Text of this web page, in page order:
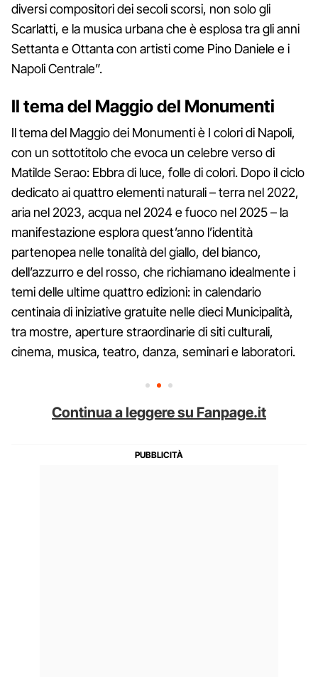
diversi compositori dei secoli scorsi, non solo gli
Scarlatti, e la musica urbana che è esplosa tra gli anni
Settanta e Ottanta con artisti come Pino Daniele e i
Napoli Centrale”.
Il tema del Maggio del Monumenti
Il tema del Maggio dei Monumenti è I colori di Napoli,
con un sottotitolo che evoca un celebre verso di
Matilde Serao: Ebbra di luce, folle di colori. Dopo il ciclo
dedicato ai quattro elementi naturali – terra nel 2022,
aria nel 2023, acqua nel 2024 e fuoco nel 2025 – la
manifestazione esplora quest’anno l’identità
partenopea nelle tonalità del giallo, del bianco,
dell’azzurro e del rosso, che richiamano idealmente i
temi delle ultime quattro edizioni: in calendario
centinaia di iniziative gratuite nelle dieci Municipalità,
tra mostre, aperture straordinarie di siti culturali,
cinema, musica, teatro, danza, seminari e laboratori.
Continua a leggere su Fanpage.it